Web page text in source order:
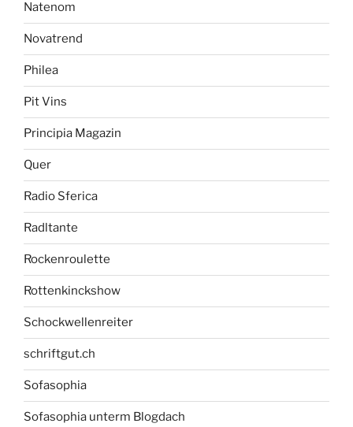
Natenom
Novatrend
Philea
Pit Vins
Principia Magazin
Quer
Radio Sferica
Radltante
Rockenroulette
Rottenkinckshow
Schockwellenreiter
schriftgut.ch
Sofasophia
Sofasophia unterm Blogdach